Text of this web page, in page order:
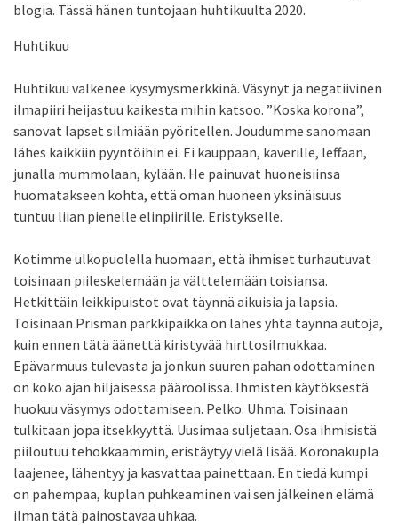
blogia. Tässä hänen tuntojaan huhtikuulta 2020.
Huhtikuu
Huhtikuu valkenee kysymysmerkkinä. Väsynyt ja negatiivinen
ilmapiiri heijastuu kaikesta mihin katsoo. ”Koska korona”,
sanovat lapset silmiään pyöritellen. Joudumme sanomaan
lähes kaikkiin pyyntöihin ei. Ei kauppaan, kaverille, leffaan,
junalla mummolaan, kylään. He painuvat huoneisiinsa
huomatakseen kohta, että oman huoneen yksinäisuus
tuntuu liian pienelle elinpiirille. Eristykselle.
Kotimme ulkopuolella huomaan, että ihmiset turhautuvat
toisinaan piileskelemään ja välttelemään toisiansa.
Hetkittäin leikkipuistot ovat täynnä aikuisia ja lapsia.
Toisinaan Prisman parkkipaikka on lähes yhtä täynnä autoja,
kuin ennen tätä äänettä kiristyvää hirttosilmukkaa.
Epävarmuus tulevasta ja jonkun suuren pahan odottaminen
on koko ajan hiljaisessa pääroolissa. Ihmisten käytöksestä
huokuu väsymys odottamiseen. Pelko. Uhma. Toisinaan
tulkitaan jopa itsekkyyttä. Uusimaa suljetaan. Osa ihmisistä
piiloutuu tehokkaammin, eristäytyy vielä lisää. Koronakupla
laajenee, lähentyy ja kasvattaa painettaan. En tiedä kumpi
on pahempaa, kuplan puhkeaminen vai sen jälkeinen elämä
ilman tätä painostavaa uhkaa.